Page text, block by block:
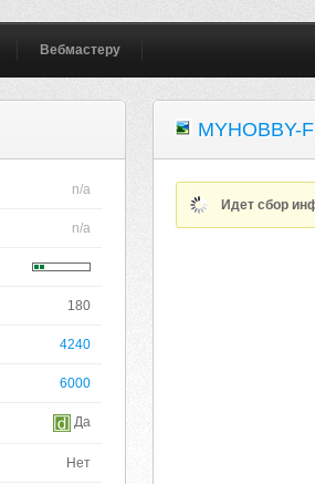
Вебмастеру
n/a
n/a
180
4240
6000
Да
Нет
MYHOBBY-
Идет сбор